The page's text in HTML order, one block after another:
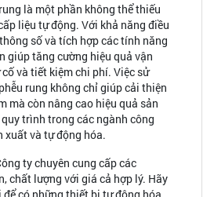
là một phần không thể thiếu
liệu tự động. Với khả năng điều
số và tích hợp các tính năng
giúp tăng cường hiệu quả vận
và tiết kiệm chi phí. Việc sử
rung không chỉ giúp cải thiện
mà còn nâng cao hiệu quả sản
trình trong các ngành công
xuất và tự động hóa.
ty chuyên cung cấp các
chất lượng với giá cả hợp lý. Hãy
có những thiết bị tự động hóa